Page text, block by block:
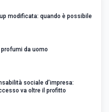
modificata: quando è possibile
da uomo
sociale d’impresa:
va oltre il profitto